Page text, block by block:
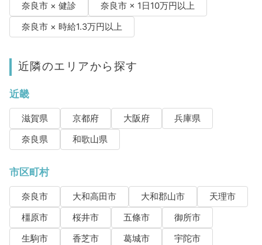
奈良市 × 健診
奈良市 × 1日10万円以上
奈良市 × 時給1.3万円以上
近隣のエリアから探す
近畿
滋賀県 京都府 大阪府
兵庫県
奈良県
和歌山県
市区町村
奈良市 大和高田市 大和郡山市
天理市
橿原市
桜井市 五條市
御所市
生駒市
香芝市 葛城市
宇陀市